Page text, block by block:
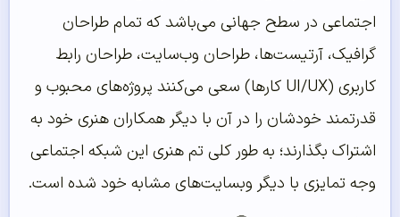
اجتماعی در سطح جهانی می‌باشد که تمام طراحان
گرافیک، آرتیست‌ها، طراحان وب‌سایت، طراحان رابط
کاربری (UI/UX کار‌ها) سعی می‌کنند پروژه‌های محبوب و
قدرتمند خودشان را در آن با دیگر همکاران هنری خود به
اشتراک بگذارند؛ به طور کلی تم هنری این شبکه اجتماعی
وجه تمایزی با دیگر وبسایت‌های مشابه خود شده است.